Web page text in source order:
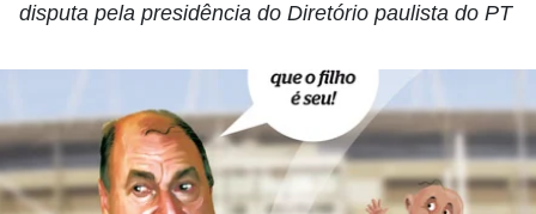
disputa pela presidência do Diretório paulista do PT